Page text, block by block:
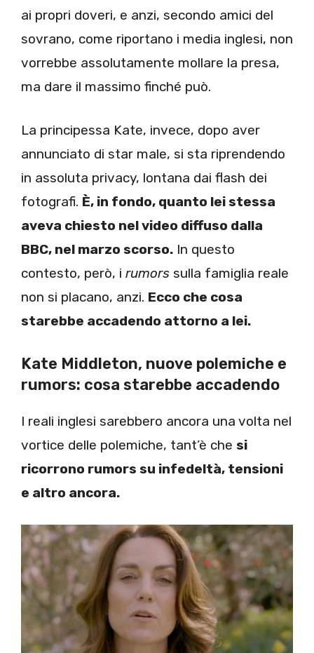
ai propri doveri, e anzi, secondo amici del
sovrano, come riportano i media inglesi, non
vorrebbe assolutamente mollare la presa,
ma dare il massimo finché può.
La principessa Kate, invece, dopo aver
annunciato di star male, si sta riprendendo
in assoluta privacy, lontana dai flash dei
fotografi. È, in fondo, quanto lei stessa
aveva chiesto nel video diffuso dalla
BBC, nel marzo scorso. In questo
contesto, però, i rumors sulla famiglia reale
non si placano, anzi. Ecco che cosa
starebbe accadendo attorno a lei.
Kate Middleton, nuove polemiche e
rumors: cosa starebbe accadendo
I reali inglesi sarebbero ancora una volta nel
vortice delle polemiche, tant’è che si
ricorrono rumors su infedeltà, tensioni
e altro ancora.